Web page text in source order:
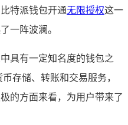
特派钱包开通无限授权这一
一阵波澜。
具有一定知名度的钱包之
存储、转账和交易服务，
的方面来看，为用户带来了